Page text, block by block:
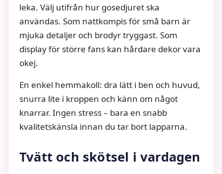
leka. Välj utifrån hur gosedjuret ska
användas. Som nattkompis för små barn är
mjuka detaljer och brodyr tryggast. Som
display för större fans kan hårdare dekor vara
okej.
En enkel hemmakoll: dra lätt i ben och huvud,
snurra lite i kroppen och känn om något
knarrar. Ingen stress – bara en snabb
kvalitetskänsla innan du tar bort lapparna.
Tvätt och skötsel i vardagen